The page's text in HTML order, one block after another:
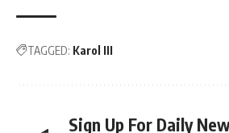
TAGGED: Karol III
Sign Up For Daily